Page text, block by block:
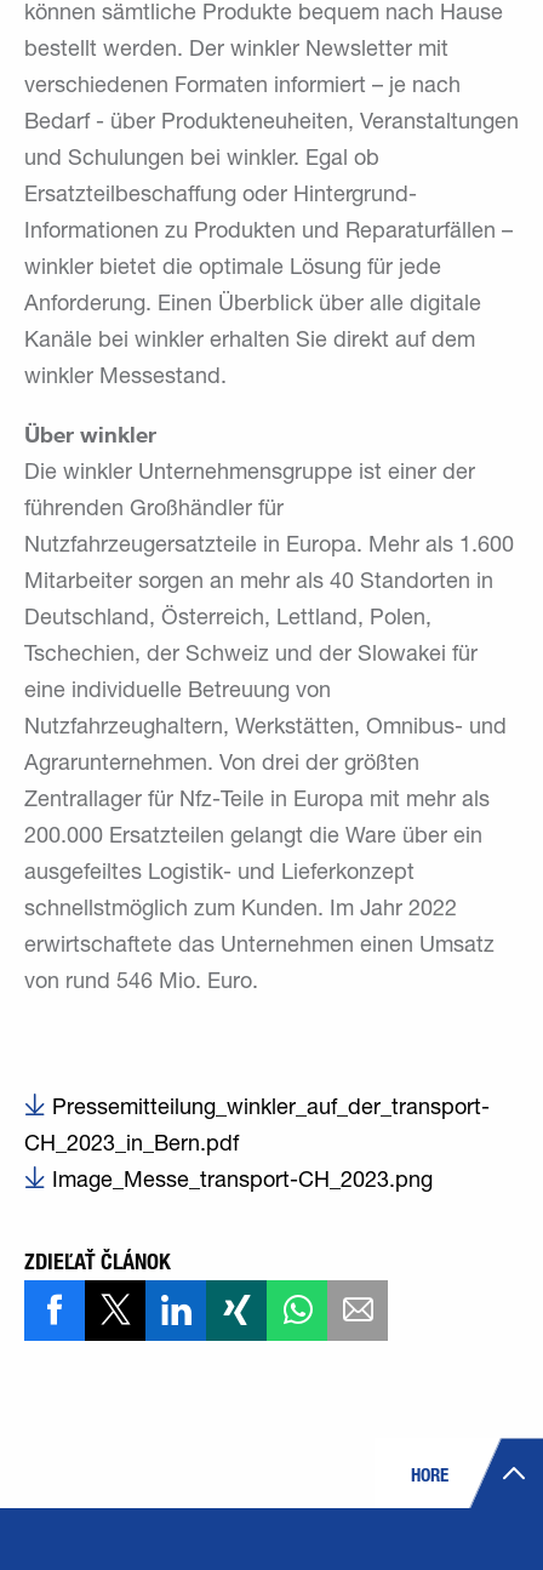
können sämtliche Produkte bequem nach Hause
bestellt werden. Der winkler Newsletter mit
verschiedenen Formaten informiert – je nach
Bedarf - über Produkteneuheiten, Veranstaltungen
und Schulungen bei winkler. Egal ob
Ersatzteilbeschaffung oder Hintergrund-
Informationen zu Produkten und Reparaturfällen –
winkler bietet die optimale Lösung für jede
Anforderung. Einen Überblick über alle digitale
Kanäle bei winkler erhalten Sie direkt auf dem
winkler Messestand.
Über winkler
Die winkler Unternehmensgruppe ist einer der
führenden Großhändler für
Nutzfahrzeugersatzteile in Europa. Mehr als 1.600
Mitarbeiter sorgen an mehr als 40 Standorten in
Deutschland, Österreich, Lettland, Polen,
Tschechien, der Schweiz und der Slowakei für
eine individuelle Betreuung von
Nutzfahrzeughaltern, Werkstätten, Omnibus- und
Agrarunternehmen. Von drei der größten
Zentrallager für Nfz-Teile in Europa mit mehr als
200.000 Ersatzteilen gelangt die Ware über ein
ausgefeiltes Logistik- und Lieferkonzept
schnellstmöglich zum Kunden. Im Jahr 2022
erwirtschaftete das Unternehmen einen Umsatz
von rund 546 Mio. Euro.
Pressemitteilung_winkler_auf_der_transport-
CH_2023_in_Bern.pdf
Image_Messe_transport-CH_2023.png
ZDIEĽAŤ ČLÁNOK
HORE